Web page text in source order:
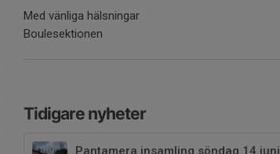
Med vänliga hälsningar
Boulesektionen
Tidigare nyheter
Pantamera insamling söndag 14 juni